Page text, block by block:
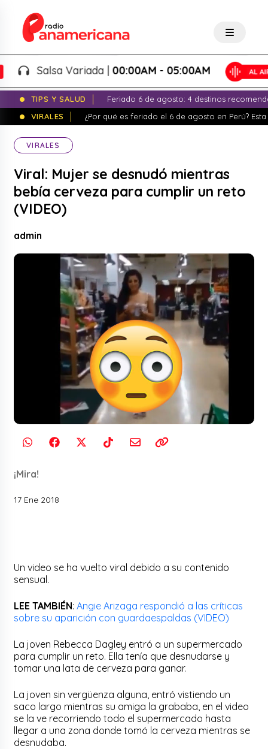
Salsa Variada |00:00AM - 05:00AM
TIPS Y SALUD
Feriado 6 de agosto: 4 destinos
VIRALES
¿Por qué es feriado el 6 de agosto en Perú?
VIRALES
Viral: Mujer se desnudó mientras
bebía cerveza para cumplir un reto
(VIDEO)
admin
¡Mira!
17 Ene 2018
Un video se ha vuelto viral debido a su contenido
sensual.
LEE TAMBIÉN:Angie Arizaga respondió a las críticas
sobre su aparición con guardaespaldas (VIDEO)
La joven Rebecca Dagley entró a un supermercado
para cumplir un reto. Ella tenía que desnudarse y
tomar una lata de cerveza para ganar.
La joven sin vergüenza alguna, entró vistiendo un
saco largo mientras su amiga la grababa, en el video
se la ve recorriendo todo el supermercado hasta
llegar a una zona donde tomó la cerveza mientras se
desnudaba.